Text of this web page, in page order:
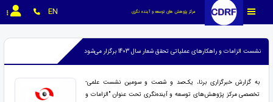
مرکز پژوهش های توسعه و آینده نگری EN
نشست الزامات و راهکارهای عملیاتی تحقق شعار سال 1403 برگزار می‌شود
به گزارش خبرگزاری برنا، یک‌صد و شصت و سومین نشست علمی-
تخصصی مرکز پژوهش‌های توسعه و آینده‌نگری تحت عنوان "الزامات و